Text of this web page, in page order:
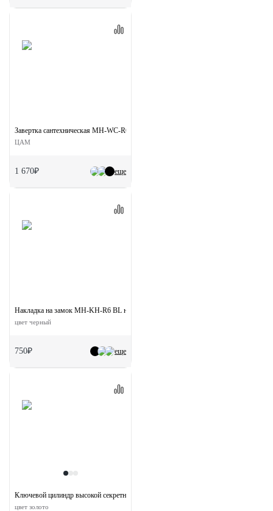
еще
Завертка сантехническая MH-WC-R6T MSG на круглой розетке цвет матовое
ЦАМ
1 670₽
еще
Накладка на замок MH-KH-R6 BL на круглой розетке 6 мм
цвет черный
750₽
Ключевой цилиндр высокой секретности HS 60CK PG с заверткой (60мм)
цвет золото